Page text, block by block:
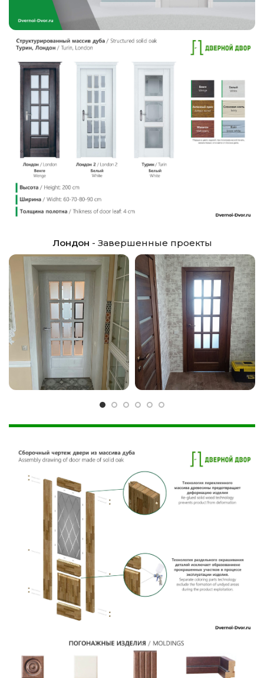
Лондон - Завершенные проекты